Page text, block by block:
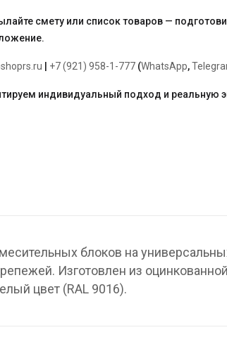
смету или список товаров —
+7 (921) 958-1-777 (WhatsApp,
индивидуальный подход и реальную
блоков на
Изготовлен из
цвет (RAL 9016).